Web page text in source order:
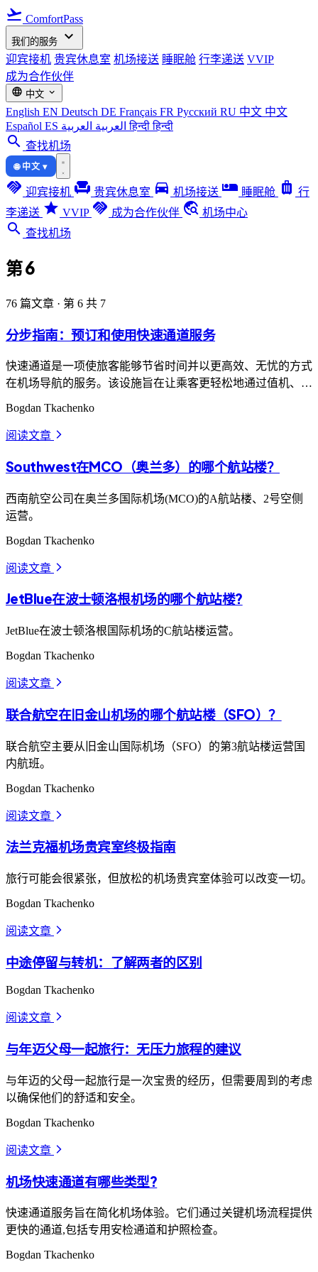
flight_takeoff ComfortPass
我们的服务 expand_more
迎宾接机 贵宾休息室 机场接送 睡眠舱 行李递送 VVIP
成为合作伙伴
language 中文 expand_more
English EN Deutsch DE Français FR Русский RU 中文 中文
Español ES العربية العربية हिन्दीहिन्दी
search 查找机场
🌐 中文 ▾
handshake 迎宾接机 chair 贵宾休息室 directions_car 机场接送 airline_seat_individual_suite 睡眠舱 luggage 行
李递送 star VVIP handshake 成为合作伙伴 travel_explore 机场中心
search 查找机场
第 6
76 篇文章 · 第 6 共 7
分步指南：预订和使用快速通道服务
快速通道是一项使旅客能够节省时间并以更高效、无忧的方式
在机场导航的服务。该设施旨在让乘客更轻松地通过值机、安
Bogdan Tkachenko
阅读文章 arrow_forward_ios
Southwest在MCO（奥兰多）的哪个航站楼？
西南航空公司在奥兰多国际机场(MCO)的A航站楼、2号空侧
运营。
Bogdan Tkachenko
阅读文章 arrow_forward_ios
JetBlue在波士顿洛根机场的哪个航站楼?
JetBlue在波士顿洛根国际机场的C航站楼运营。
Bogdan Tkachenko
阅读文章 arrow_forward_ios
联合航空在旧金山机场的哪个航站楼（SFO）？
联合航空主要从旧金山国际机场（SFO）的第3航站楼运营国
内航班。
Bogdan Tkachenko
阅读文章 arrow_forward_ios
法兰克福机场贵宾室终极指南
旅行可能会很紧张，但放松的机场贵宾室体验可以改变一切。
Bogdan Tkachenko
阅读文章 arrow_forward_ios
中途停留与转机：了解两者的区别
Bogdan Tkachenko
阅读文章 arrow_forward_ios
与年迈父母一起旅行：无压力旅程的建议
与年迈的父母一起旅行是一次宝贵的经历，但需要周到的考虑
以确保他们的舒适和安全。
Bogdan Tkachenko
阅读文章 arrow_forward_ios
机场快速通道有哪些类型?
快速通道服务旨在简化机场体验。它们通过关键机场流程提供
更快的通道,包括专用安检通道和护照检查。
Bogdan Tkachenko